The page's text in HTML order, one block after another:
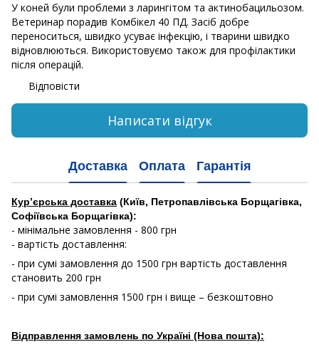
У коней були проблеми з ларингітом та актинобацильозом.
Ветеринар порадив Комбікел 40 ПД. Засіб добре
переноситься, швидко усуває інфекцію, і тварини швидко
відновлюються. Використовуємо також для профілактики
після операцій.
Відповісти
Написати відгук
Доставка Оплата Гарантія
Кур’єрська доставка (Київ, Петропавлівська Борщагівка,
Софіївська Борщагівка):
- мінімальне замовлення - 800 грн
- вартість доставлення:
- при сумі замовлення до 1500 грн вартість доставлення
становить 200 грн
- при сумі замовлення 1500 грн і вище – безкоштовно
Відправлення замовлень по Україні (Нова пошта):